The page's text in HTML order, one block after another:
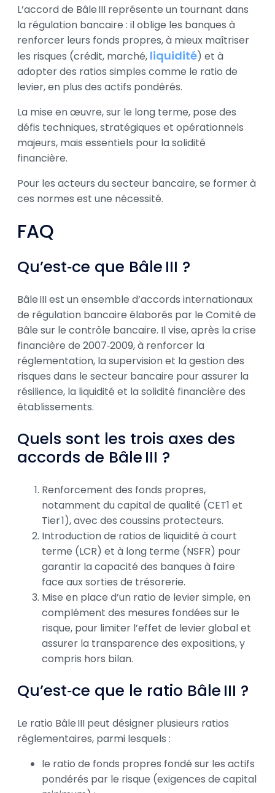
L’accord de Bâle III représente un tournant dans
la régulation bancaire : il oblige les banques à
renforcer leurs fonds propres, à mieux maîtriser
les risques (crédit, marché, liquidité) et à
adopter des ratios simples comme le ratio de
levier, en plus des actifs pondérés.
La mise en œuvre, sur le long terme, pose des
défis techniques, stratégiques et opérationnels
majeurs, mais essentiels pour la solidité
financière.
Pour les acteurs du secteur bancaire, se former à
ces normes est une nécessité.
FAQ
Qu’est‑ce que Bâle III ?
Bâle III est un ensemble d’accords internationaux
de régulation bancaire élaborés par le Comité de
Bâle sur le contrôle bancaire. Il vise, après la crise
financière de 2007‑2009, à renforcer la
réglementation, la supervision et la gestion des
risques dans le secteur bancaire pour assurer la
résilience, la liquidité et la solidité financière des
établissements.
Quels sont les trois axes des
accords de Bâle III ?
Renforcement des fonds propres,
notamment du capital de qualité (CET1 et
Tier 1), avec des coussins protecteurs.
Introduction de ratios de liquidité à court
terme (LCR) et à long terme (NSFR) pour
garantir la capacité des banques à faire
face aux sorties de trésorerie.
Mise en place d’un ratio de levier simple, en
complément des mesures fondées sur le
risque, pour limiter l’effet de levier global et
assurer la transparence des expositions, y
compris hors bilan.
Qu’est‑ce que le ratio Bâle III ?
Le ratio Bâle III peut désigner plusieurs ratios
réglementaires, parmi lesquels :
le ratio de fonds propres fondé sur les actifs
pondérés par le risque (exigences de capital